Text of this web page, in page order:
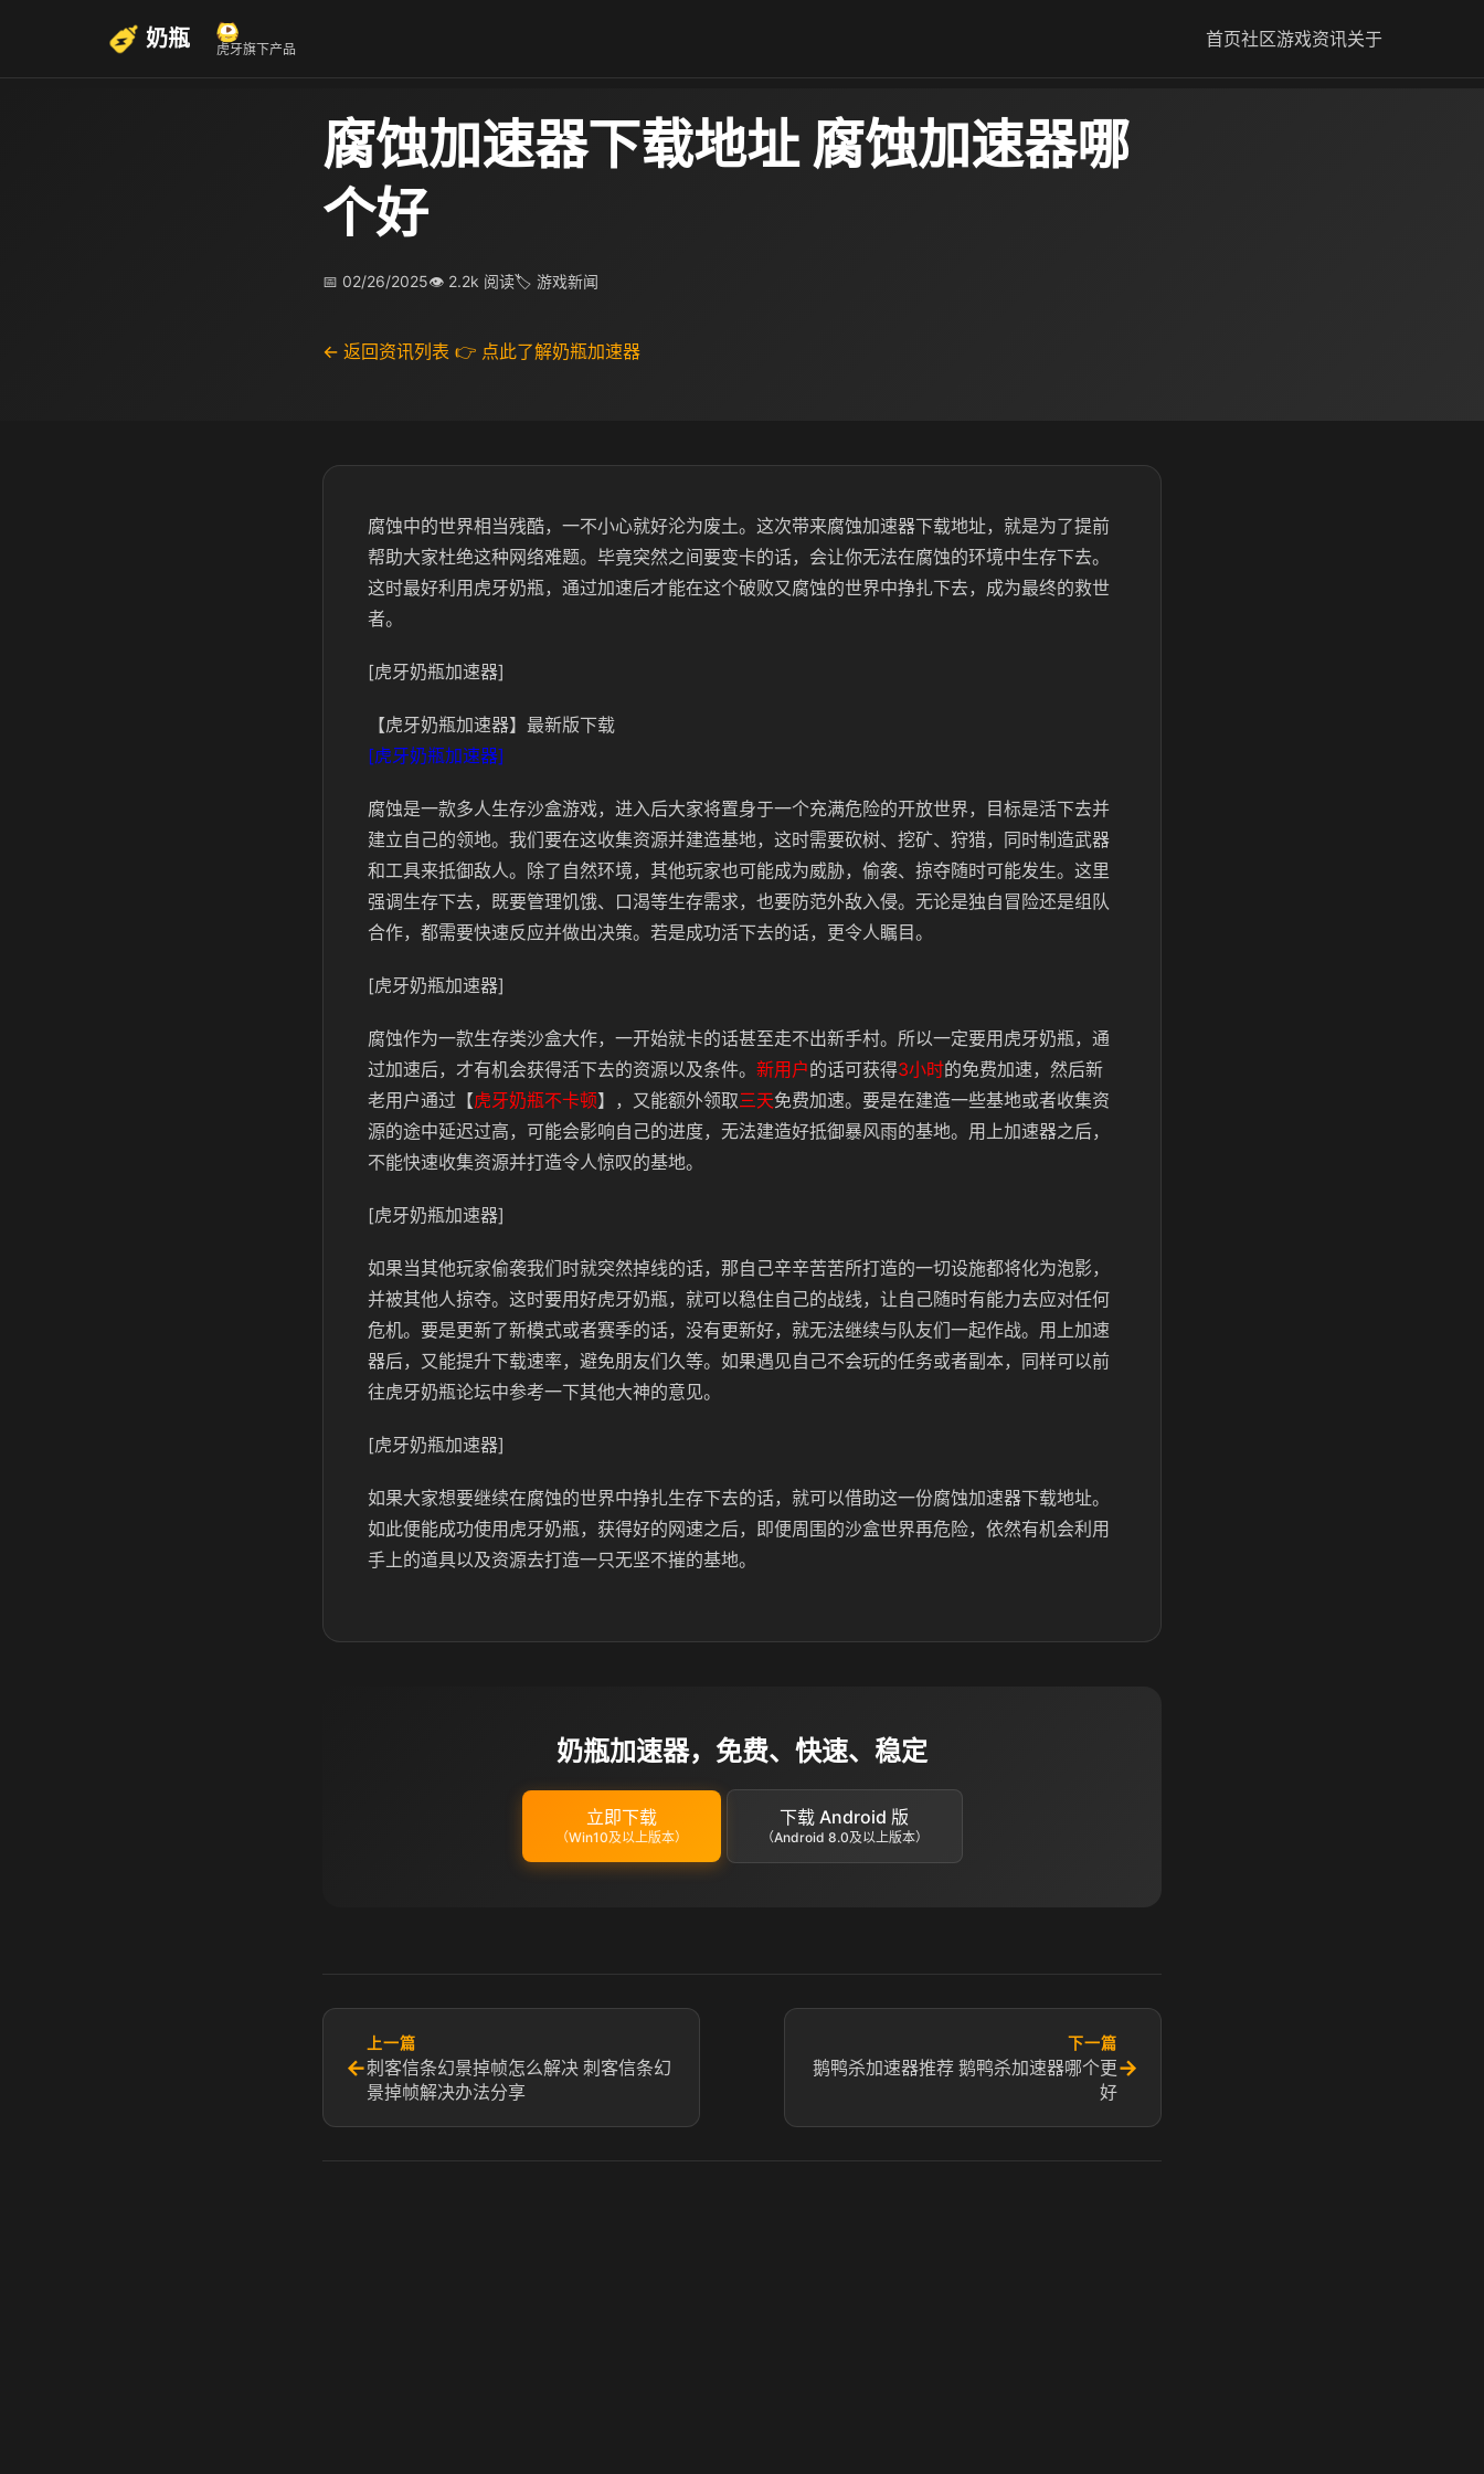
奶瓶 虎牙旗下产品 首页社区游戏资讯关于
腐蚀加速器下载地址 腐蚀加速器哪
个好
📅 02/26/2025👁 2.2k 阅读🏷 游戏新闻
← 返回资讯列表 👉 点此了解奶瓶加速器
腐蚀中的世界相当残酷，一不小心就好沦为废土。这次带来腐蚀加速器下载地址，就是为了提前
帮助大家杜绝这种网络难题。毕竟突然之间要变卡的话，会让你无法在腐蚀的环境中生存下去。
这时最好利用虎牙奶瓶，通过加速后才能在这个破败又腐蚀的世界中挣扎下去，成为最终的救世
者。
[虎牙奶瓶加速器]
【虎牙奶瓶加速器】最新版下载
[虎牙奶瓶加速器]
腐蚀是一款多人生存沙盒游戏，进入后大家将置身于一个充满危险的开放世界，目标是活下去并
建立自己的领地。我们要在这收集资源并建造基地，这时需要砍树、挖矿、狩猎，同时制造武器
和工具来抵御敌人。除了自然环境，其他玩家也可能成为威胁，偷袭、掠夺随时可能发生。这里
强调生存下去，既要管理饥饿、口渴等生存需求，也要防范外敌入侵。无论是独自冒险还是组队
合作，都需要快速反应并做出决策。若是成功活下去的话，更令人瞩目。
[虎牙奶瓶加速器]
腐蚀作为一款生存类沙盒大作，一开始就卡的话甚至走不出新手村。所以一定要用虎牙奶瓶，通
过加速后，才有机会获得活下去的资源以及条件。 新用户的话可获得3小时的免费加速，然后新
老用户通过【虎牙奶瓶不卡顿】，又能额外领取三天免费加速。要是在建造一些基地或者收集资
源的途中延迟过高，可能会影响自己的进度，无法建造好抵御暴风雨的基地。用上加速器之后，
不能快速收集资源并打造令人惊叹的基地。
[虎牙奶瓶加速器]
如果当其他玩家偷袭我们时就突然掉线的话，那自己辛辛苦苦所打造的一切设施都将化为泡影，
并被其他人掠夺。这时要用好虎牙奶瓶，就可以稳住自己的战线，让自己随时有能力去应对任何
危机。要是更新了新模式或者赛季的话，没有更新好，就无法继续与队友们一起作战。用上加速
器后，又能提升下载速率，避免朋友们久等。如果遇见自己不会玩的任务或者副本，同样可以前
往虎牙奶瓶论坛中参考一下其他大神的意见。
[虎牙奶瓶加速器]
如果大家想要继续在腐蚀的世界中挣扎生存下去的话，就可以借助这一份腐蚀加速器下载地址。
如此便能成功使用虎牙奶瓶，获得好的网速之后，即便周围的沙盒世界再危险，依然有机会利用
手上的道具以及资源去打造一只无坚不摧的基地。
奶瓶加速器，免费、快速、稳定
立即下载
（Win10及以上版本）
下载 Android 版
（Android 8.0及以上版本）
←
上一篇
刺客信条幻景掉帧怎么解决 刺客信条幻
景掉帧解决办法分享
下一篇
鹅鸭杀加速器推荐 鹅鸭杀加速器哪个更
好
→